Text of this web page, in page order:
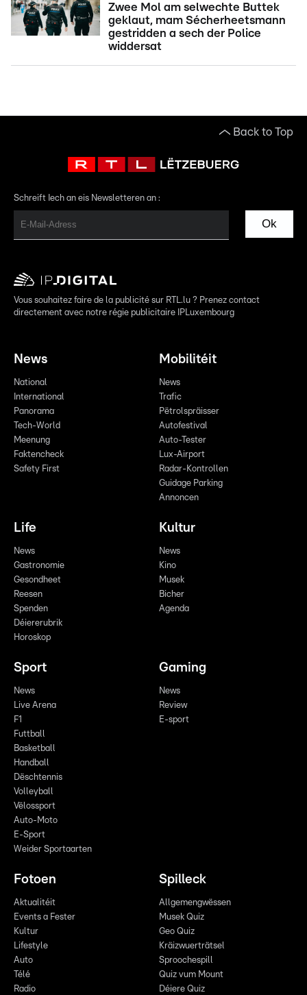
Zwee Mol am selwechte Buttek
geklaut, mam Sécherheetsmann
gestridden a sech der Police
widdersat
Back to Top
Schreift Iech an eis Newsletteren an :
Ok
Vous souhaitez faire de la publicité sur RTL.lu ? Prenez contact
directement avec notre régie publicitaire IPLuxembourg
News
National
International
Panorama
Tech-World
Meenung
Faktencheck
Safety First
Mobilitéit
News
Trafic
Pëtrolspräisser
Autofestival
Auto-Tester
Lux-Airport
Radar-Kontrollen
Guidage Parking
Annoncen
Life
News
Gastronomie
Gesondheet
Reesen
Spenden
Déiererubrik
Horoskop
Kultur
News
Kino
Musek
Bicher
Agenda
Sport
News
Live Arena
F1
Futtball
Basketball
Handball
Dëschtennis
Volleyball
Vëlossport
Auto-Moto
E-Sport
Weider Sportaarten
Gaming
News
Review
E-sport
Fotoen
Aktualitéit
Events a Fester
Kultur
Lifestyle
Auto
Télé
Radio
Spilleck
Allgemengwëssen
Musek Quiz
Geo Quiz
Kräizwuerträtsel
Sproochespill
Quiz vum Mount
Déiere Quiz